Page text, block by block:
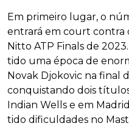
Em primeiro lugar, o
entrará em court contra
Nitto ATP Finals de
tido uma época de
Novak Djokovic na final
conquistando dois
Indian Wells e em
tido dificuldades no